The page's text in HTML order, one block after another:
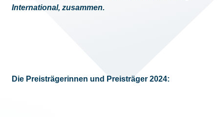
International, zusammen.
Die Preisträgerinnen und Preisträger 2024: